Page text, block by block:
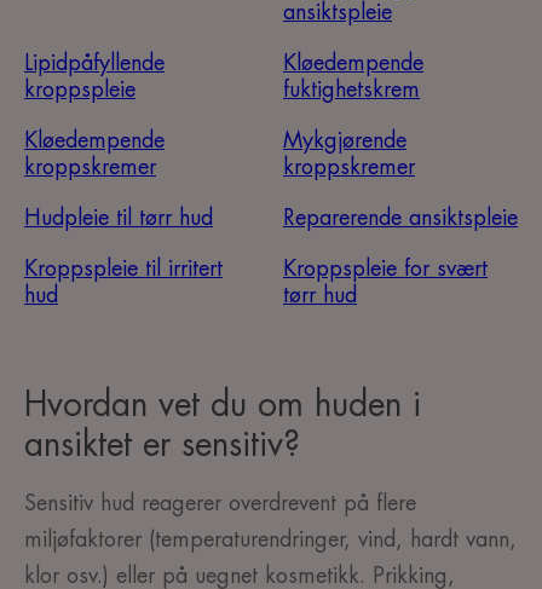
ansiktspleie
Lipidpåfyllende
kroppspleie
Kløedempende
fuktighetskrem
Kløedempende
kroppskremer
Mykgjørende
kroppskremer
Hudpleie til tørr hud Reparerende ansiktspleie
Kroppspleie til irritert
hud
Kroppspleie for svært
tørr hud
Hvordan vet du om huden i
ansiktet er sensitiv?
Sensitiv hud reagerer overdrevent på flere
miljøfaktorer (temperaturendringer, vind, hardt vann,
klor osv.) eller på uegnet kosmetikk. Prikking,